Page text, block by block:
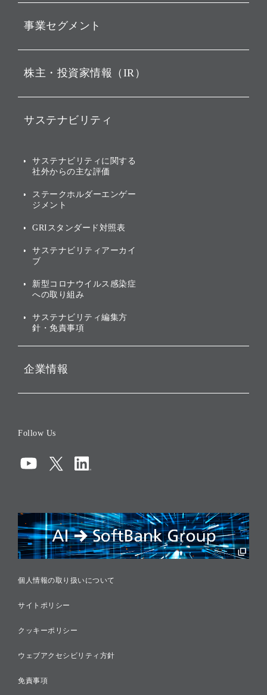
動画配信
経営理念
ビジョン
戦略
バリュー
ソフトバンクグループの歩
[AI] What dreams are made
事業セグメント
ソフトバンク・ビジョン・
その他
グループ企業一覧
株主・投資家情報（IR）
IRカレンダー
業績・財務
アニュアルレポート
株主・投資家情報（IR）に
サステナビリティ
トップメッセージ
サステナビリティの考え方
ガバナンス
投資先のサステナビリティ
サステナビリティに関する
社外からの主な評価
ステークホルダーエンゲー
ジメント
GRIスタンダード対照表
サステナビリティアーカイ
ブ
新型コロナウイルス感染症
への取り組み
サステナビリティ編集方
針・免責事項
企業情報
コンプライアンス
リスクマネジメント
税務に対する取り組み
採用情報
Follow Us
個人情報の取り扱いについて
サイトポリシー
クッキーポリシー
ウェブアクセシビリティ方針
免責事項